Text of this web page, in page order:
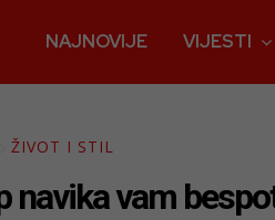
NAJNOVIJE VIJESTI
ŽIVOT I STIL
navika vam